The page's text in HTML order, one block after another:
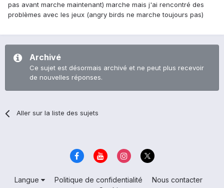
pas avant marche maintenant) marche mais j'ai rencontré des
problèmes avec les jeux (angry birds ne marche toujours pas)
Archivé
Ce sujet est désormais archivé et ne peut plus recevoir
de nouvelles réponses.
Aller sur la liste des sujets
Langue Politique de confidentialité
Nous contacter